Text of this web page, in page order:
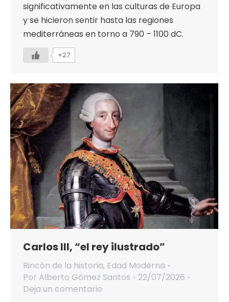
significativamente en las culturas de Europa
y se hicieron sentir hasta las regiones
mediterráneas en torno a 790 – 1100 dC.
+27
Carlos III, “el rey ilustrado”
Rincón de la historia, Edad Moderna
Por Alberto Gómez Santos
22/07/2026
Deja un comentario